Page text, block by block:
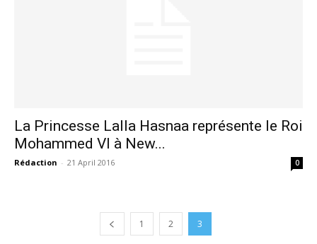
l'information
La Princesse Lalla Hasnaa représente le Roi
Mohammed VI à New...
Rédaction - 21 April 2016 0
1 2 3